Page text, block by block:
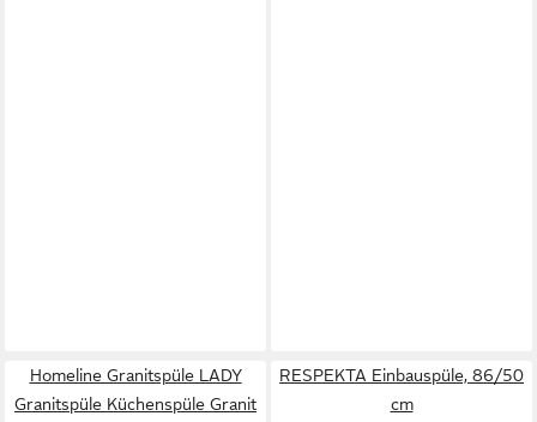
Homeline Granitspüle LADY
Granitspüle Küchenspüle Granit
RESPEKTA Einbauspüle, 86/50
cm